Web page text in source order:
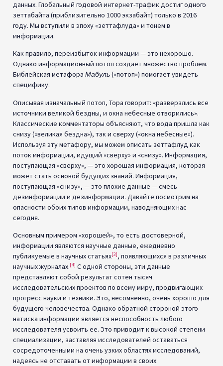
данных. Глобальный годовой интернет-трафик достиг одного
зеттабайта (приблизительно 1000 экзабайт) только в 2016
году. Мы вступили в эпоху «зеттафлуда» и тонем в
информации.
Как правило, переизбыток информации — это нехорошо.
Однако информационный потоп создает множество проблем.
Библейская метафора Мабуль(«потоп») помогает увидеть
специфику.
Описывая изначальный потоп, Тора говорит: «разверзлись все
источники великой бездны, и окна небесные отворились».
Классические комментаторы объясняют, что вода пришла как
снизу («великая бездна»), так и сверху («окна небесные»).
Используя эту метафору, мы можем описать зеттафлуд как
поток информации, идущий «сверху» и «снизу». Информация,
поступающая «сверху», — это хорошая информация, которая
может стать основой будущих знаний. Информация,
поступающая «снизу», — это плохие данные — смесь
дезинформации и дезинформации. Давайте посмотрим на
опасности обоих типов информации, наводняющих нас
сегодня.
Основным примером «хорошей», то есть достоверной,
информации являются научные данные, ежедневно
публикуемые в научных статьях[3], появляющихся в различных
научных журналах.[4] С одной стороны, эти данные
представляют собой результат сотен тысяч
исследовательских проектов по всему миру, продвигающих
прогресс науки и техники. Это, несомненно, очень хорошо для
будущего человечества. Однако обратной стороной этого
натиска информации является неспособность любого
исследователя усвоить ее. Это приводит к высокой степени
специализации, заставляя исследователей оставаться
сосредоточенными на очень узких областях исследований,
надеясь не отставать от информации в своих